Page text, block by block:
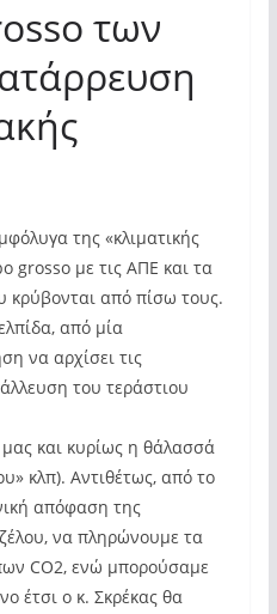
των
της «κλιματικής
grosso με τις ΑΠΕ και τα
κρύβονται από πίσω τους.
από μία
να αρχίσει τις
του τεράστιου
και κυρίως η θάλασσά
κλπ). Αντιθέτως, από το
απόφαση της
να πληρώνουμε τα
CO2, ενώ μπορούσαμε
έτσι ο κ. Σκρέκας θα